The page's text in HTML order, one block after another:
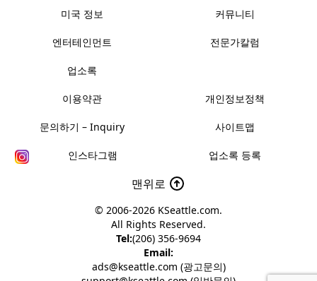
미국 정보 커뮤니티
엔터테인먼트 전문가칼럼
업소록
이용약관 개인정보정책
문의하기 – Inquiry 사이트맵
인스타그램 업소록 등록
맨위로
© 2006-2026 KSeattle.com.
All Rights Reserved.
Tel:(206) 356-9694
Email:
ads@kseattle.com (광고문의)